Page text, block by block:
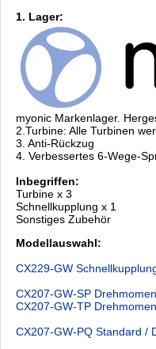
1. Lager:
myonic Markenlager.
2.Turbine: Alle Turbinen
3. Anti-Rückzug
4. Verbessertes 6-Wege-
Inbegriffen:
Turbine x 3
Schnellkupplung x 1
Sonstiges Zubehör
Modellauswahl:
CX229-GW
CX207-GW-SP
CX207-GW-TP
CX207-GW-PQ Standard /